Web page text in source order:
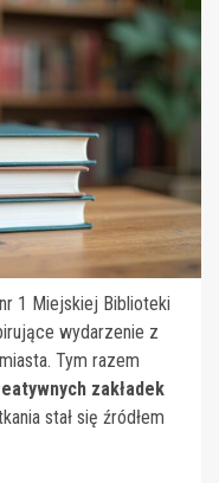
1 Miejskiej Biblioteki
wydarzenie z
Tym razem
zakładek
stał się źródłem